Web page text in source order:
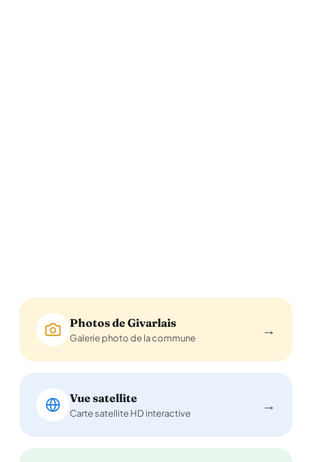
Photos de Givarlais
Galerie photo de la commune →
Vue satellite
Carte satellite HD interactive →